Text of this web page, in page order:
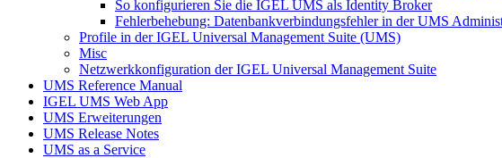
So konfigurieren Sie die IGEL UMS als Identity Broker
Fehlerbehebung: Datenbankverbindungsfehler in der UMS
Profile in der IGEL Universal Management Suite (UMS)
Misc
Netzwerkkonfiguration der IGEL Universal Management Suite
UMS Reference Manual
IGEL UMS Web App
UMS Erweiterungen
UMS Release Notes
UMS as a Service